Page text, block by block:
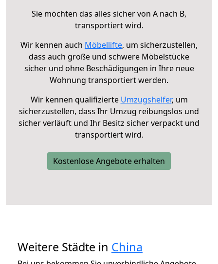
Sie möchten das alles sicher von A nach B,
transportiert wird.
Wir kennen auch Möbellifte, um sicherzustellen,
dass auch große und schwere Möbelstücke
sicher und ohne Beschädigungen in Ihre neue
Wohnung transportiert werden.
Wir kennen qualifizierte Umzugshelfer, um
sicherzustellen, dass Ihr Umzug reibungslos und
sicher verläuft und Ihr Besitz sicher verpackt und
transportiert wird.
Kostenlose Angebote erhalten
Weitere Städte in China